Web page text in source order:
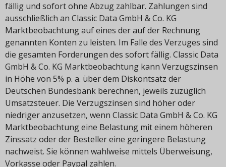
fällig und sofort ohne Abzug zahlbar. Zahlungen sind
ausschließlich an Classic Data GmbH & Co. KG
Marktbeobachtung auf eines der auf der Rechnung
genannten Konten zu leisten. Im Falle des Verzuges sind
die gesamten Forderungen des sofort fällig. Classic Data
GmbH & Co. KG Marktbeobachtung kann Verzugszinsen
in Höhe von 5% p. a. über dem Diskontsatz der
Deutschen Bundesbank berechnen, jeweils zuzüglich
Umsatzsteuer. Die Verzugszinsen sind höher oder
niedriger anzusetzen, wenn Classic Data GmbH & Co. KG
Marktbeobachtung eine Belastung mit einem höheren
Zinssatz oder der Besteller eine geringere Belastung
nachweist. Sie können wahlweise mittels Überweisung,
Vorkasse oder Paypal zahlen.